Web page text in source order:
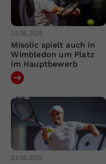
25.06.2025
Misolic spielt auch in
Wimbledon um Platz
im Hauptbewerb
23.06.2025